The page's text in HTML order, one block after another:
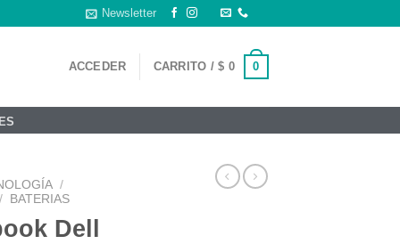
Newsletter
ACCEDER CARRITO /$ 0 0
/
/
BATERIAS
Dell